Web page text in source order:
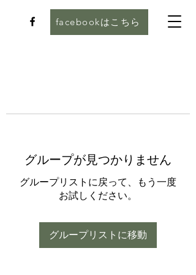
facebookはこちら
グループが見つかりません
グループリストに戻って、もう一度
お試しください。
グループリストに移動